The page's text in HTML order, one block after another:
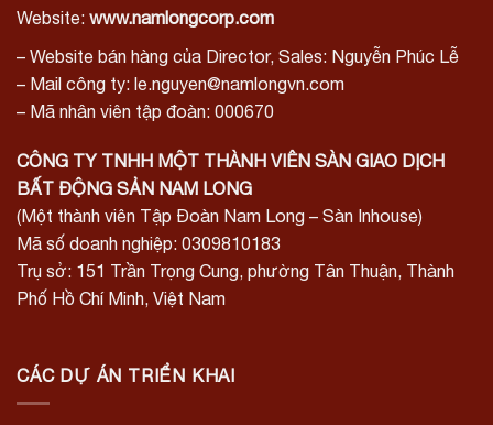
Website: www.namlongcorp.com
– Website bán hàng của Director, Sales: Nguyễn Phúc Lễ
– Mail công ty: le.nguyen@namlongvn.com
– Mã nhân viên tập đoàn: 000670
CÔNG TY TNHH MỘT THÀNH VIÊN SÀN GIAO DỊCH
BẤT ĐỘNG SẢN NAM LONG
(Một thành viên Tập Đoàn Nam Long – Sàn Inhouse)
Mã số doanh nghiệp: 0309810183
Trụ sở: 151 Trần Trọng Cung, phường Tân Thuận, Thành
Phố Hồ Chí Minh, Việt Nam
CÁC DỰ ÁN TRIỂN KHAI